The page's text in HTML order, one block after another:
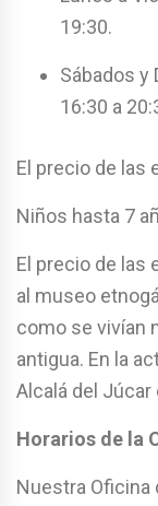
19:30.
Sábados y
16:30 a
El precio de las
Niños hasta 7
El precio de las
al museo
como se vivían
antigua. En la
Alcalá del
Horarios de la
Nuestra